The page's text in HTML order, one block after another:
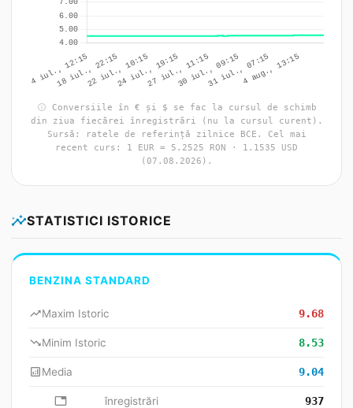
info Conversiile în € și $ se fac la cursul de schimb
din ziua fiecărei înregistrări (nu la cursul curent).
Sursă: ratele de referință zilnice BCE. Cel mai
recent curs: 1 EUR = 5.2525 RON · 1.1535 USD
(07.08.2026).
insightsSTATISTICI ISTORICE
BENZINA STANDARD
trending_upMaxim Istoric 9.68
trending_downMinim Istoric 8.53
analyticsMedia 9.04
database înregistrări 937